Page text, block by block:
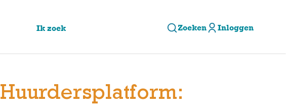
Ik zoek Zoeken Inloggen